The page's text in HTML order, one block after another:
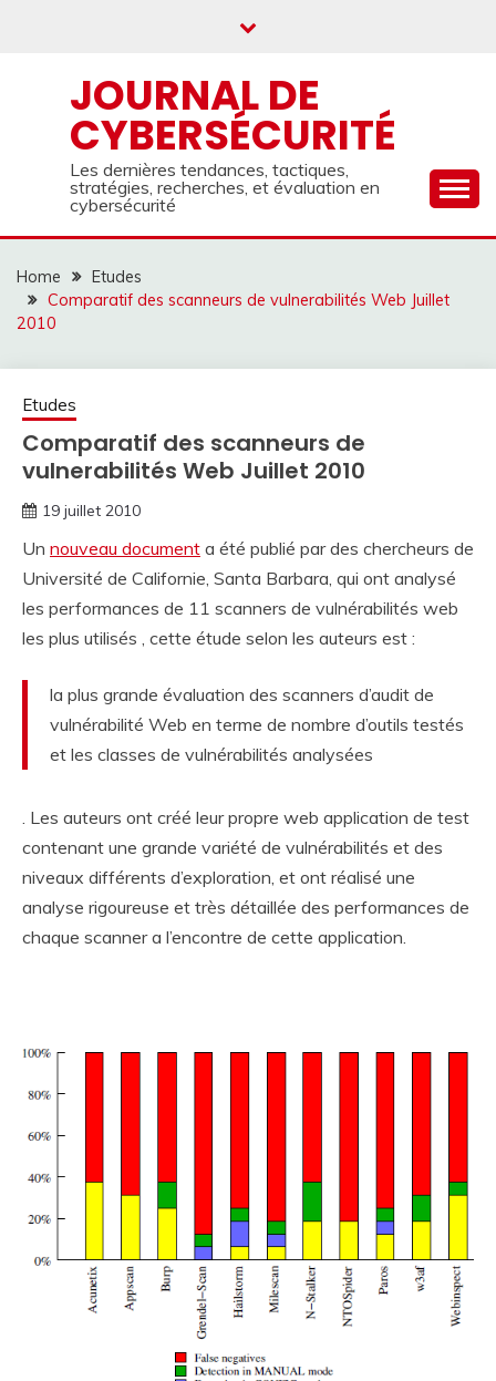
JOURNAL DE
CYBERSÉCURITÉ
Les dernières tendances, tactiques,
stratégies, recherches, et évaluation en
cybersécurité
Home
Etudes
Comparatif des scanneurs de vulnerabilités Web Juillet
2010
Etudes
Comparatif des scanneurs de
vulnerabilités Web Juillet 2010
19 juillet 2010
Un nouveau document a été publié par des chercheurs de
Université de Californie, Santa Barbara, qui ont analysé
les performances de 11 scanners de vulnérabilités web
les plus utilisés , cette étude selon les auteurs est :
la plus grande évaluation des scanners d’audit de
vulnérabilité Web en terme de nombre d’outils testés
et les classes de vulnérabilités analysées
. Les auteurs ont créé leur propre web application de test
contenant une grande variété de vulnérabilités et des
niveaux différents d’exploration, et ont réalisé une
analyse rigoureuse et très détaillée des performances de
chaque scanner a l’encontre de cette application.